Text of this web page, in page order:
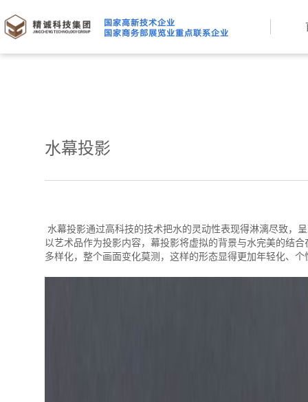
水幕投影
水幕投影通过高科技的技术把水的灵动性表现得淋漓尽致，
以艺术品作为投影内容，幕投影将虚拟的背景与水完美的结
多样化，整个画面变化莫测，这样的形态显得更加年轻化、